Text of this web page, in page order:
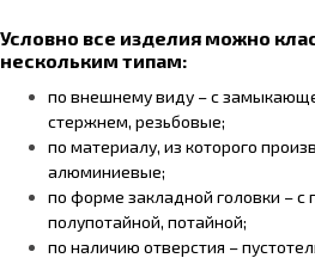
Условно все изделия можно
нескольким типам:
по внешнему виду – с
стержнем, резьбовые;
по материалу, из которого
алюминиевые;
по форме закладной головки – с
полупотайной, потайной;
по наличию отверстия –